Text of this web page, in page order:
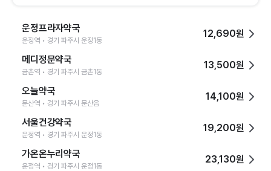
운정프라자약국
운정역 • 경기 파주시 운정1동
12,690원
메디정문약국
금촌역 • 경기 파주시 금촌1동
13,500원
오늘약국
문산역 • 경기 파주시 문산읍
14,100원
서울건강약국
운정역 • 경기 파주시 운정1동
19,200원
가온온누리약국
운정역 • 경기 파주시 운정1동
23,130원